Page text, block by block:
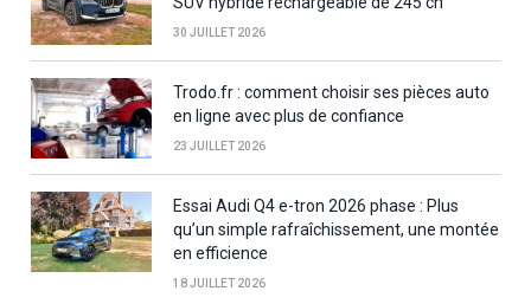
30 JUILLET 2026
Trodo.fr : comment choisir ses pièces auto
en ligne avec plus de confiance
23 JUILLET 2026
Essai Audi Q4 e-tron 2026 phase : Plus
qu’un simple rafraîchissement, une montée
en efficience
18 JUILLET 2026